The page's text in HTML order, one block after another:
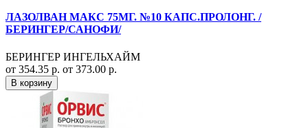
ЛАЗОЛВАН МАКС 75МГ. №10 КАПС.ПРОЛОНГ. /
БЕРИНГЕР/САНОФИ/
БЕРИНГЕР ИНГЕЛЬХАЙМ
от 354.35 р. от 373.00 р.
В корзину